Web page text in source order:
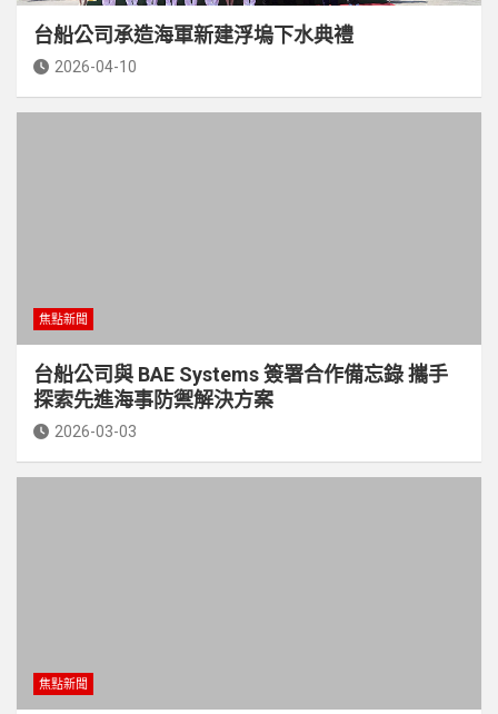
台船公司承造海軍新建浮塢下水典禮
2026-04-10
焦點新聞
台船公司與 BAE Systems 簽署合作備忘錄 攜手
探索先進海事防禦解決方案
2026-03-03
焦點新聞